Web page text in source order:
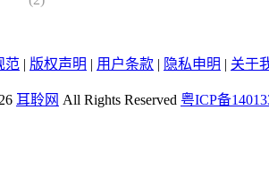
范 | 版权声明 | 用户条款 | 隐私申明 | 关于
耳聆网 All Rights Reserved 粤ICP备